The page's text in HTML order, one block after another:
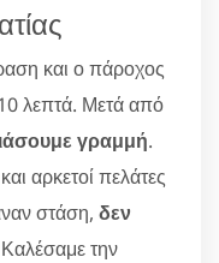
και ο πάροχος
λεπτά. Μετά από
γραμμή.
αρκετοί πελάτες
στάση, δεν
την